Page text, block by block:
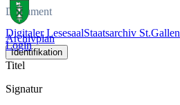
Digitaler LesesaalStaatsarchiv St.Gallen
Login
Dokument
Archivplan
Identifikation
Titel
Signatur